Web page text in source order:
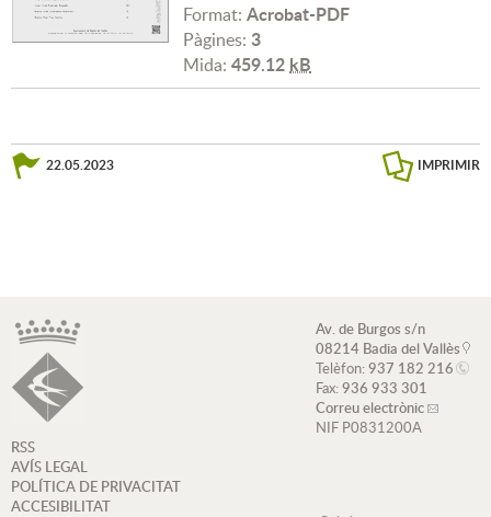
Format: Acrobat-PDF
Pàgines: 3
Mida: 459.12 kB
22.05.2023 IMPRIMIR
Av. de Burgos s/n
08214 Badia del Vallès
Telèfon:937 182 216
Fax:936 933 301
Correu electrònic
NIF P0831200A
RSS
AVÍS LEGAL
POLÍTICA DE PRIVACITAT
ACCESIBILITAT